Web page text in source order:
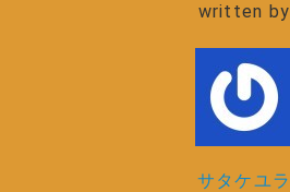
written by
サタケユラ